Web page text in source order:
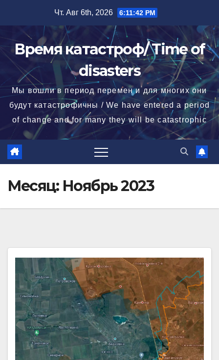
содержимому
Чт. Авг 6th, 2026 6:11:43 PM
Время катастроф/ Time of
disasters
Мы вошли в период перемен и для многих они
будут катастрофичны / We have entered a period
of change and for many they will be catastrophic
Месяц: Ноябрь 2023